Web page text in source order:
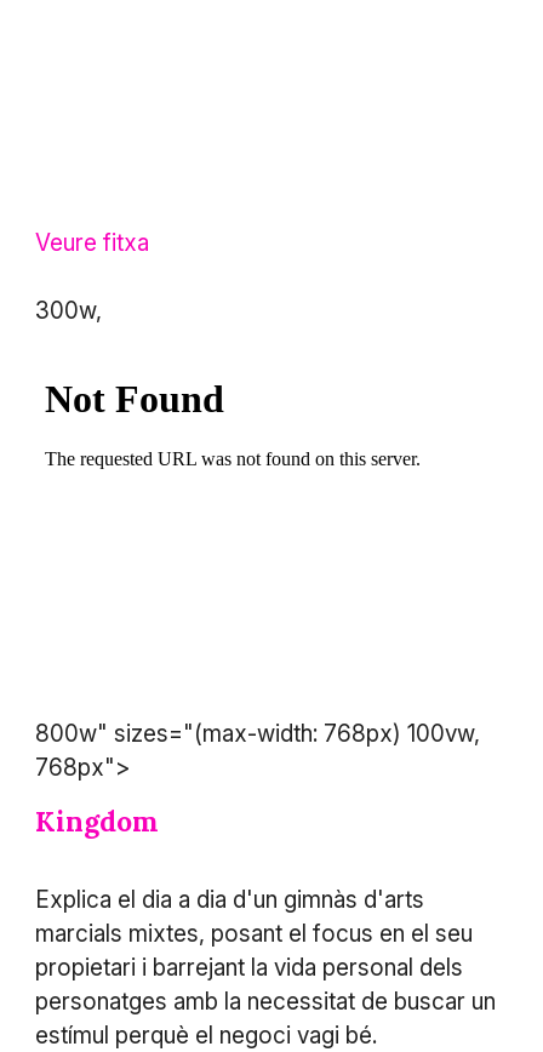
Veure fitxa
300w,
800w" sizes="(max-width: 768px) 100vw,
768px">
Kingdom
Explica el dia a dia d'un gimnàs d'arts
marcials mixtes, posant el focus en el seu
propietari i barrejant la vida personal dels
personatges amb la necessitat de buscar un
estímul perquè el negoci vagi bé.